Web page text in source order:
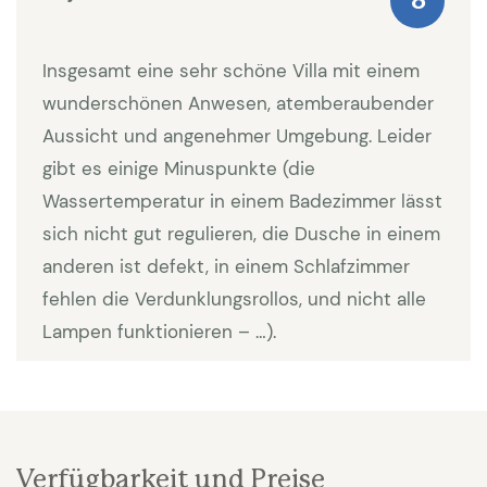
Schaukel und Trampolin. Ausserdem stehen beim
Meter tief ab) mehrere Sonnenliegen mit
Sonnenschutz zur Verfügung. Eine Aussendusche
sorgt für herrliche Erfrischung. Im Aussenbereich
stehen mehrere Terrassen mit Gartenmöbeln zur
Verfügung. Für grosse Gruppen können diese auf
der grossen überdachten Terrasse auch so
gruppiert werden dass gemeinsame Mahlzeiten mit
allen stattfinden können. Es gibt eine Aussenküche
und einen Grill. (Aus Brandschutzgründen kann es
Insgesamt eine sehr schöne Villa mit einem
wunderschönen Anwesen, atemberaubender
Aussicht und angenehmer Umgebung. Leider
gibt es einige Minuspunkte (die
Wassertemperatur in einem Badezimmer lässt
sich nicht gut regulieren, die Dusche in einem
anderen ist defekt, in einem Schlafzimmer
fehlen die Verdunklungsrollos, und nicht alle
Lampen funktionieren – …).
Verfügbarkeit und Preise